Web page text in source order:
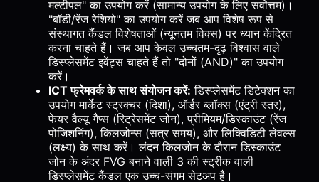
मल्टीपल" का उपयोग करें (सामान्य उपयोग के लिए सर्वोत्तम)।
"बॉडी/रेंज रेशियो" का उपयोग करें जब आप विशेष रूप से
संस्थागत कैंडल विशेषताओं (न्यूनतम विक्स) पर ध्यान केंद्रित
करना चाहते हैं। जब आप केवल उच्चतम-दृढ़ विश्वास वाले
डिस्प्लेसमेंट इवेंट्स चाहते हैं तो "दोनों (AND)" का उपयोग
करें।
ICT फ्रेमवर्क के साथ संयोजन करें: डिस्प्लेसमेंट डिटेक्शन का
उपयोग मार्केट स्ट्रक्चर (दिशा), ऑर्डर ब्लॉक्स (एंट्री स्तर),
फेयर वैल्यू गैप्स (रिट्रेसमेंट जोन), प्रीमियम/डिस्काउंट (रेंज
पोजिशनिंग), किलजोन्स (सत्र समय), और लिक्विडिटी लेवल्स
(लक्ष्य) के साथ करें। लंदन किलजोन के दौरान डिस्काउंट
जोन के अंदर FVG बनाने वाली 3 की स्ट्रीक वाली
डिस्प्लेसमेंट कैंडल एक उच्च-संगम सेटअप है।